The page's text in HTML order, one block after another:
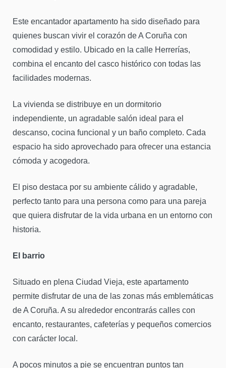
Este encantador apartamento ha sido diseñado para
quienes buscan vivir el corazón de A Coruña con
comodidad y estilo. Ubicado en la calle Herrerías,
combina el encanto del casco histórico con todas las
facilidades modernas.
La vivienda se distribuye en un dormitorio
independiente, un agradable salón ideal para el
descanso, cocina funcional y un baño completo. Cada
espacio ha sido aprovechado para ofrecer una estancia
cómoda y acogedora.
El piso destaca por su ambiente cálido y agradable,
perfecto tanto para una persona como para una pareja
que quiera disfrutar de la vida urbana en un entorno con
historia.
El barrio
Situado en plena Ciudad Vieja, este apartamento
permite disfrutar de una de las zonas más emblemáticas
de A Coruña. A su alrededor encontrarás calles con
encanto, restaurantes, cafeterías y pequeños comercios
con carácter local.
A pocos minutos a pie se encuentran puntos tan